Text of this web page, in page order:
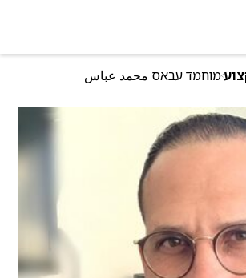
מוחמד עבאס محمد عباس